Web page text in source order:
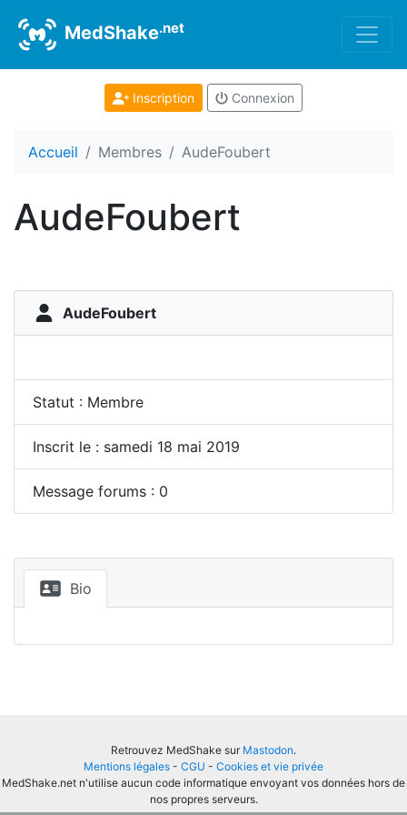
MedShake.net
Inscription Connexion
Accueil Membres AudeFoubert
AudeFoubert
AudeFoubert
Statut : Membre
Inscrit le : samedi 18 mai 2019
Message forums : 0
Bio
Retrouvez MedShake sur Mastodon.
Mentions légales - CGU - Cookies et vie privée
MedShake.net n'utilise aucun code informatique envoyant vos données hors de
nos propres serveurs.